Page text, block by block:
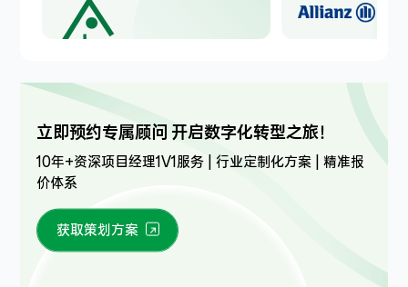
立即预约专属顾问 开启数字化转型之旅！
10年+资深项目经理1V1服务 | 行业定制化方案 | 精准报
价体系
获取策划方案